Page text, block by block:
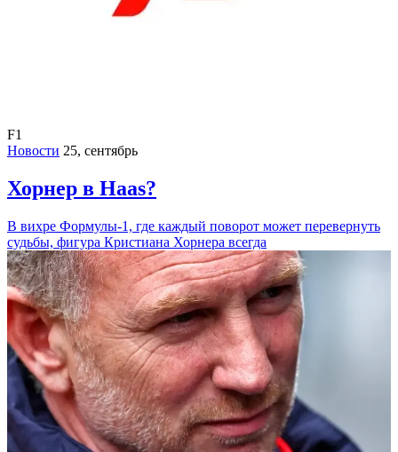
F1
Новости 25, сентябрь
Хорнер в Haas?
В вихре Формулы-1, где каждый поворот может перевернуть
судьбы, фигура Кристиана Хорнера всегда